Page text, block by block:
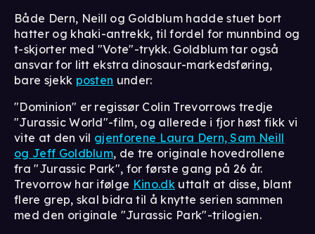
Både Dern, Neill og Goldblum hadde stuet bort
hatter og khaki-antrekk, til fordel for munnbind og
t-skjorter med "Vote"-trykk. Goldblum tar også
ansvar for litt ekstra dinosaur-markedsføring,
bare sjekk posten under:
"Dominion" er regissør Colin Trevorrows tredje
"Jurassic World"-film, og allerede i fjor høst fikk vi
vite at den vil gjenforene Laura Dern, Sam Neill
og Jeff Goldblum, de tre originale hovedrollene
fra "Jurassic Park", for første gang på 26 år.
Trevorrow har ifølge Kino.dkuttalt at disse, blant
flere grep, skal bidra til å knytte serien sammen
med den originale "Jurassic Park"-trilogien.